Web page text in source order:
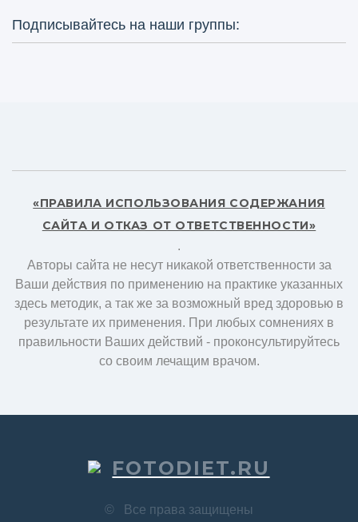
Подписывайтесь на наши группы:
«ПРАВИЛА ИСПОЛЬЗОВАНИЯ СОДЕРЖАНИЯ
САЙТА И ОТКАЗ ОТ ОТВЕТСТВЕННОСТИ»
.
Авторы сайта не несут никакой ответственности за
Ваши действия по применению на практике указанных
здесь методик, а так же за возможный вред здоровью в
результате их применения. При любых сомнениях в
правильности Ваших действий - проконсультируйтесь
со своим лечащим врачом.
FOTODIET.RU
©
Все права защищены